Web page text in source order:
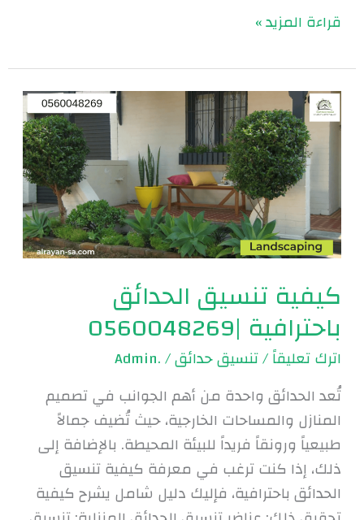
قراءة المزيد »
كيفية تنسيق الحدائق
باحترافية |0560048269
اترك تعليقاً/تنسيق حدائق/
.Admin
تُعد الحدائق واحدة من أهم الجوانب في تصميم
المنازل والمساحات الخارجية، حيث تُضيف جمالاً
طبيعياً ورونقاً فريداً للبيئة المحيطة. بالإضافة إلى
ذلك، إذا كنت ترغب في معرفة كيفية تنسيق
الحدائق باحترافية، فإليك دليل شامل يشرح كيفية
كيفية
تنسيق
الحدائق
باحترافية
|0560048269